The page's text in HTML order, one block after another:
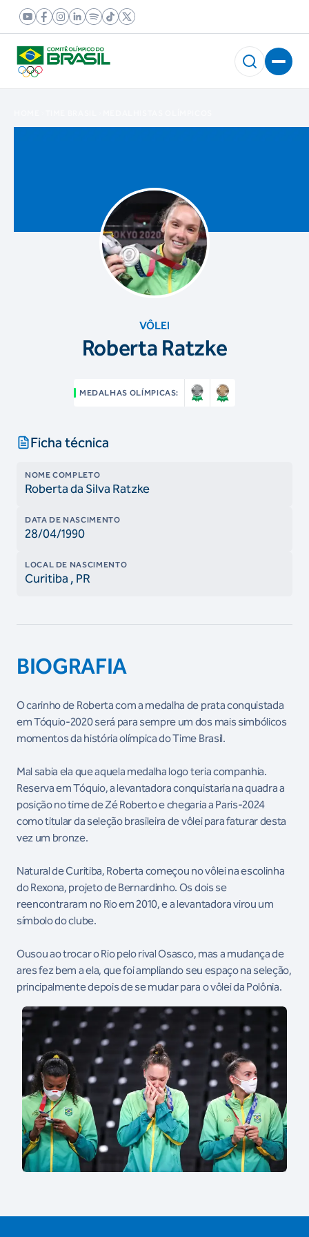
VÔLEI
Roberta Ratzke
MEDALHAS OLÍMPICAS:
Ficha técnica
NOME COMPLETO
Roberta da Silva Ratzke
DATA DE NASCIMENTO
28/04/1990
LOCAL DE NASCIMENTO
Curitiba , PR
BIOGRAFIA
O carinho de Roberta com a medalha de prata conquistada
em Tóquio-2020 será para sempre um dos mais simbólicos
momentos da história olímpica do Time Brasil.
Mal sabia ela que aquela medalha logo teria companhia.
Reserva em Tóquio, a levantadora conquistaria na quadra a
posição no time de Zé Roberto e chegaria a Paris-2024
como titular da seleção brasileira de vôlei para faturar desta
vez um bronze.
Natural de Curitiba, Roberta começou no vôlei na escolinha
do Rexona, projeto de Bernardinho. Os dois se
reencontraram no Rio em 2010, e a levantadora virou um
símbolo do clube.
Ousou ao trocar o Rio pelo rival Osasco, mas a mudança de
ares fez bem a ela, que foi ampliando seu espaço na seleção,
principalmente depois de se mudar para o vôlei da Polônia.